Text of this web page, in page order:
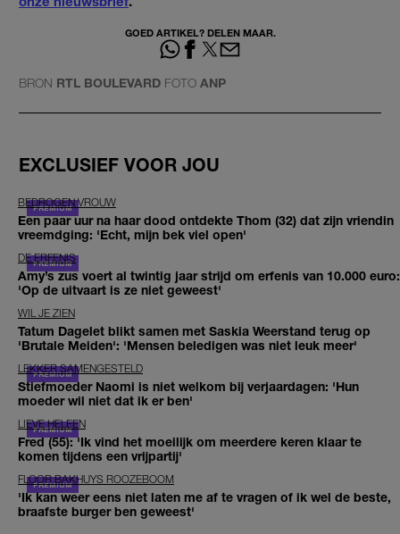
GOED ARTIKEL? DELEN MAAR.
BRON RTL BOULEVARD FOTO ANP
EXCLUSIEF VOOR JOU
BEDROGEN VROUW
Een paar uur na haar dood ontdekte Thom (32) dat zijn vriendin
vreemdging: 'Echt, mijn bek viel open'
DE ERFENIS
Amy’s zus voert al twintig jaar strijd om erfenis van 10.000 euro:
'Op de uitvaart is ze niet geweest'
WIL JE ZIEN
Tatum Dagelet blikt samen met Saskia Weerstand terug op
'Brutale Meiden': 'Mensen beledigen was niet leuk meer'
LEKKER SAMENGESTELD
Stiefmoeder Naomi is niet welkom bij verjaardagen: 'Hun
moeder wil niet dat ik er ben'
LIEVE HELEEN
Fred (55): 'Ik vind het moeilijk om meerdere keren klaar te
komen tijdens een vrijpartij'
FLOOR BAKHUYS ROOZEBOOM
'Ik kan weer eens niet laten me af te vragen of ik wel de beste,
braafste burger ben geweest'